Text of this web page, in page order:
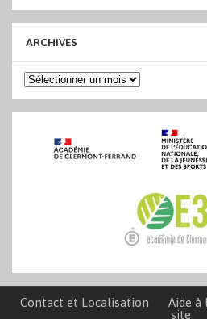
ARCHIVES
Archives
Contact et Localisation Aide à
site